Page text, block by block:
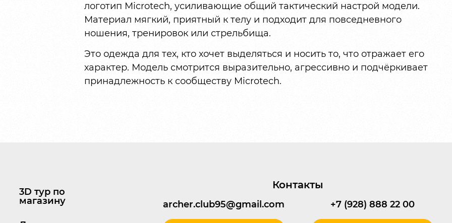
логотип Microtech, усиливающие общий тактический настрой модели.
Материал мягкий, приятный к телу и подходит для повседневного
ношения, тренировок или стрельбища.
Это одежда для тех, кто хочет выделяться и носить то, что отражает его
характер. Модель смотрится выразительно, агрессивно и подчёркивает
принадлежность к сообществу Microtech.
3D тур по
магазину
Контакты
archer.club95@gmail.com +7 (928) 888 22 00